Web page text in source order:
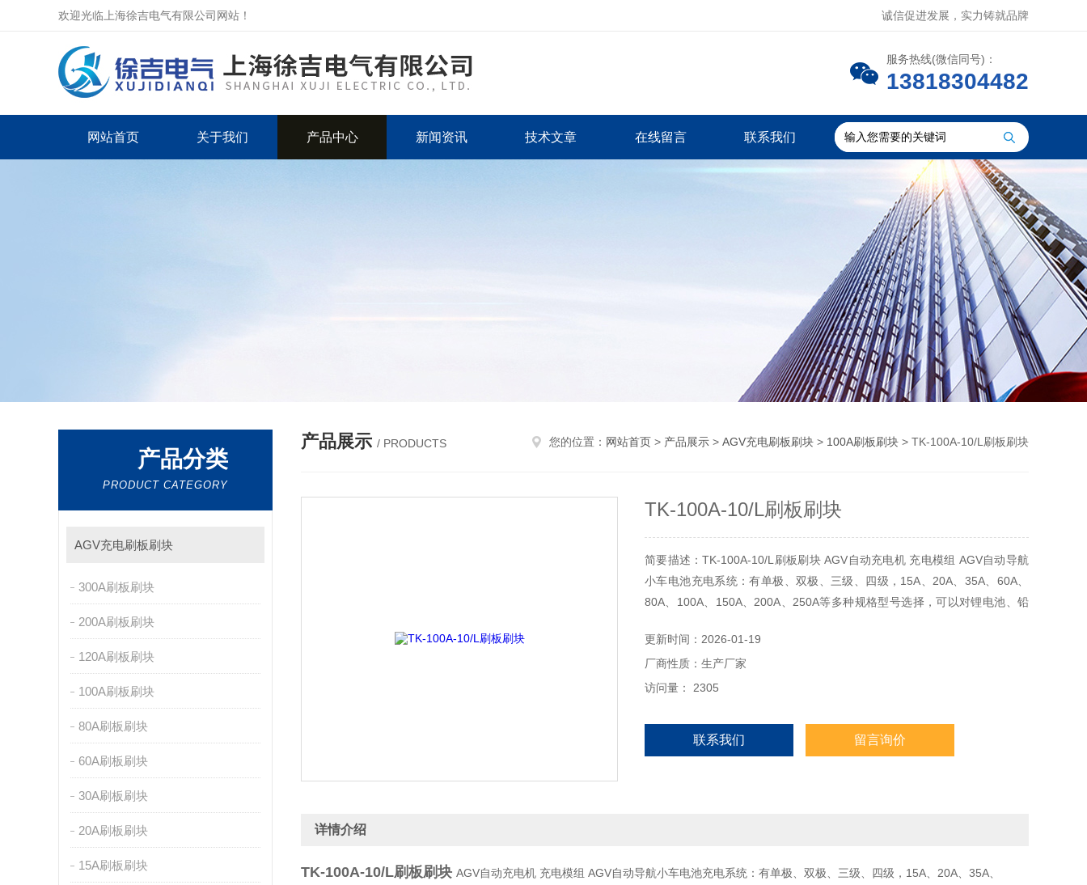
欢迎光临上海徐吉电气有限公司网站！ 诚信促进发展，实力铸就品牌
服务热线(微信同号)：
13818304482
网站首页 关于我们 产品中心 新闻资讯 技术文章 在线留言 联系我们
产品分类
PRODUCT CATEGORY
AGV充电刷板刷块
300A刷板刷块
200A刷板刷块
120A刷板刷块
100A刷板刷块
80A刷板刷块
60A刷板刷块
30A刷板刷块
20A刷板刷块
15A刷板刷块
产品展示 / PRODUCTS 您的位置： 网站首页 > 产品展示 > AGV充电刷板刷块 > 100A刷板刷块 > TK-100A-10/L刷板刷块
TK-100A-10/L刷板刷块
简要描述：TK-100A-10/L刷板刷块 AGV自动充电机 充电模组 AGV自动导航
小车电池充电系统：有单极、双极、三级、四级，15A、20A、35A、60A、
80A、100A、150A、200A、250A等多种规格型号选择，可以对锂电池、铅
车在线充电系统，产品广泛应用于电力、铁路、通信、物流自动化、国防、
石化、冶金、煤矿等
更新时间：2026-01-19
厂商性质：生产厂家
访问量： 2305
联系我们 留言询价
详情介绍
TK-100A-10/L刷板刷块 AGV自动充电机 充电模组 AGV自动导航小车电池充电系统：有单极、双极、三级、四级，15A、20A、35A、